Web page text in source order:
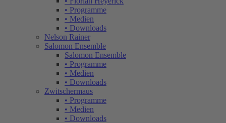
• Programme
• Medien
• Downloads
Nelson Rainer
Salomon Ensemble
Salomon Ensemble
• Programme
• Medien
• Downloads
Zwitschermaus
• Programme
• Medien
• Downloads